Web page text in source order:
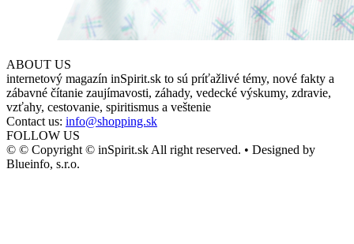
ABOUT US
internetový magazín inSpirit.sk to sú príťažlivé témy, nové fakty a
zábavné čítanie zaujímavosti, záhady, vedecké výskumy, zdravie,
vzťahy, cestovanie, spiritismus a veštenie
Contact us: info@shopping.sk
FOLLOW US
© © Copyright © inSpirit.sk All right reserved. • Designed by
Blueinfo, s.r.o.